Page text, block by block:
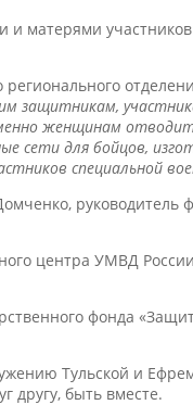
матерями
защитникам,
женщинам
для бойцов,
специальной
центра УМВД
фонда
Тульской и
другу, быть вместе.